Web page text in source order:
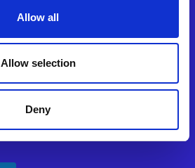
Allow all
Allow selection
Deny